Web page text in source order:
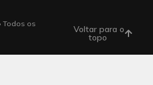
Todos os
Voltar para o
topo